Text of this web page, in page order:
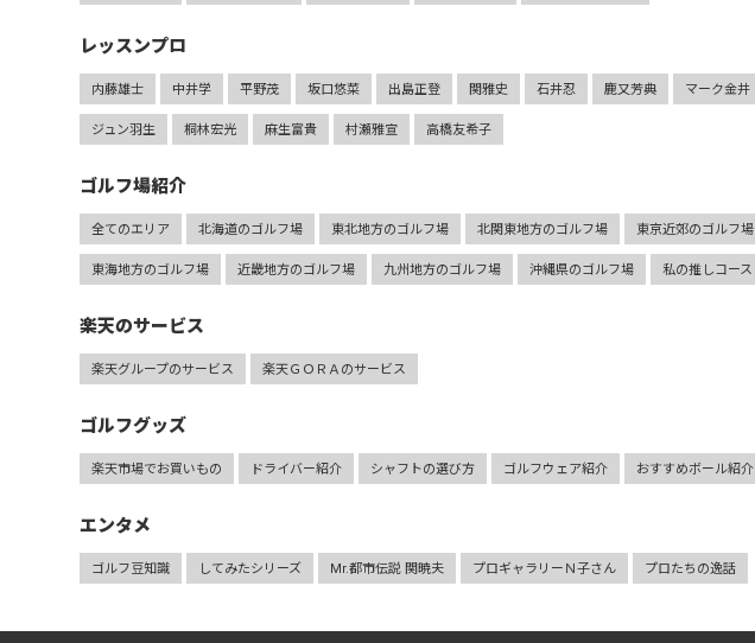
レッスンプロ
内藤雄士 中井学 平野茂 坂口悠菜 出島正登 関雅史 石井忍 鹿又芳典 マーク金井
ジュン羽生 桐林宏光 麻生富貴 村瀬雅宣 高橋友希子
ゴルフ場紹介
全てのエリア 北海道のゴルフ場 東北地方のゴルフ場 北関東地方のゴルフ場 東京近郊のゴルフ場
東海地方のゴルフ場 近畿地方のゴルフ場 九州地方のゴルフ場 沖縄県のゴルフ場 私の推しコース
楽天のサービス
楽天グループのサービス 楽天ＧＯＲＡのサービス
ゴルフグッズ
楽天市場でお買いもの ドライバー紹介 シャフトの選び方 ゴルフウェア紹介 おすすめボール紹介
エンタメ
ゴルフ豆知識 してみたシリーズ Mr.都市伝説 関暁夫 プロギャラリーＮ子さん プロたちの逸話